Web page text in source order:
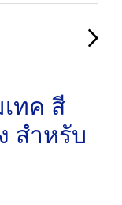
ทค สี
สําหรับ